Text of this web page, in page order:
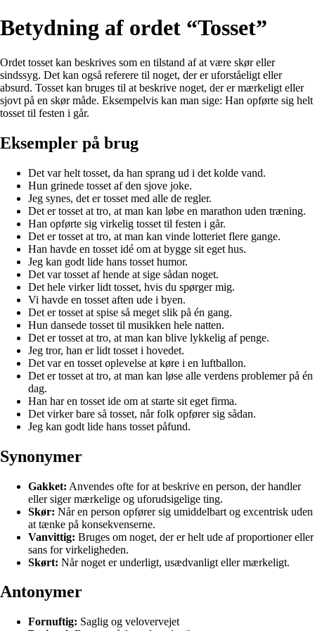
Betydning af ordet “Tosset”
Ordet tosset kan beskrives som en tilstand af at være skør eller
sindssyg. Det kan også referere til noget, der er uforståeligt eller
absurd. Tosset kan bruges til at beskrive noget, der er mærkeligt eller
sjovt på en skør måde. Eksempelvis kan man sige: Han opførte sig helt
tosset til festen i går.
Eksempler på brug
Det var helt tosset, da han sprang ud i det kolde vand.
Hun grinede tosset af den sjove joke.
Jeg synes, det er tosset med alle de regler.
Det er tosset at tro, at man kan løbe en marathon uden træning.
Han opførte sig virkelig tosset til festen i går.
Det er tosset at tro, at man kan vinde lotteriet flere gange.
Han havde en tosset idé om at bygge sit eget hus.
Jeg kan godt lide hans tosset humor.
Det var tosset af hende at sige sådan noget.
Det hele virker lidt tosset, hvis du spørger mig.
Vi havde en tosset aften ude i byen.
Det er tosset at spise så meget slik på én gang.
Hun dansede tosset til musikken hele natten.
Det er tosset at tro, at man kan blive lykkelig af penge.
Jeg tror, han er lidt tosset i hovedet.
Det var en tosset oplevelse at køre i en luftballon.
Det er tosset at tro, at man kan løse alle verdens problemer på én
dag.
Han har en tosset ide om at starte sit eget firma.
Det virker bare så tosset, når folk opfører sig sådan.
Jeg kan godt lide hans tosset påfund.
Synonymer
Gakket: Anvendes ofte for at beskrive en person, der handler
eller siger mærkelige og uforudsigelige ting.
Skør: Når en person opfører sig umiddelbart og excentrisk uden
at tænke på konsekvenserne.
Vanvittig: Bruges om noget, der er helt ude af proportioner eller
sans for virkeligheden.
Skørt: Når noget er underligt, usædvanligt eller mærkeligt.
Antonymer
Fornuftig: Saglig og velovervejet